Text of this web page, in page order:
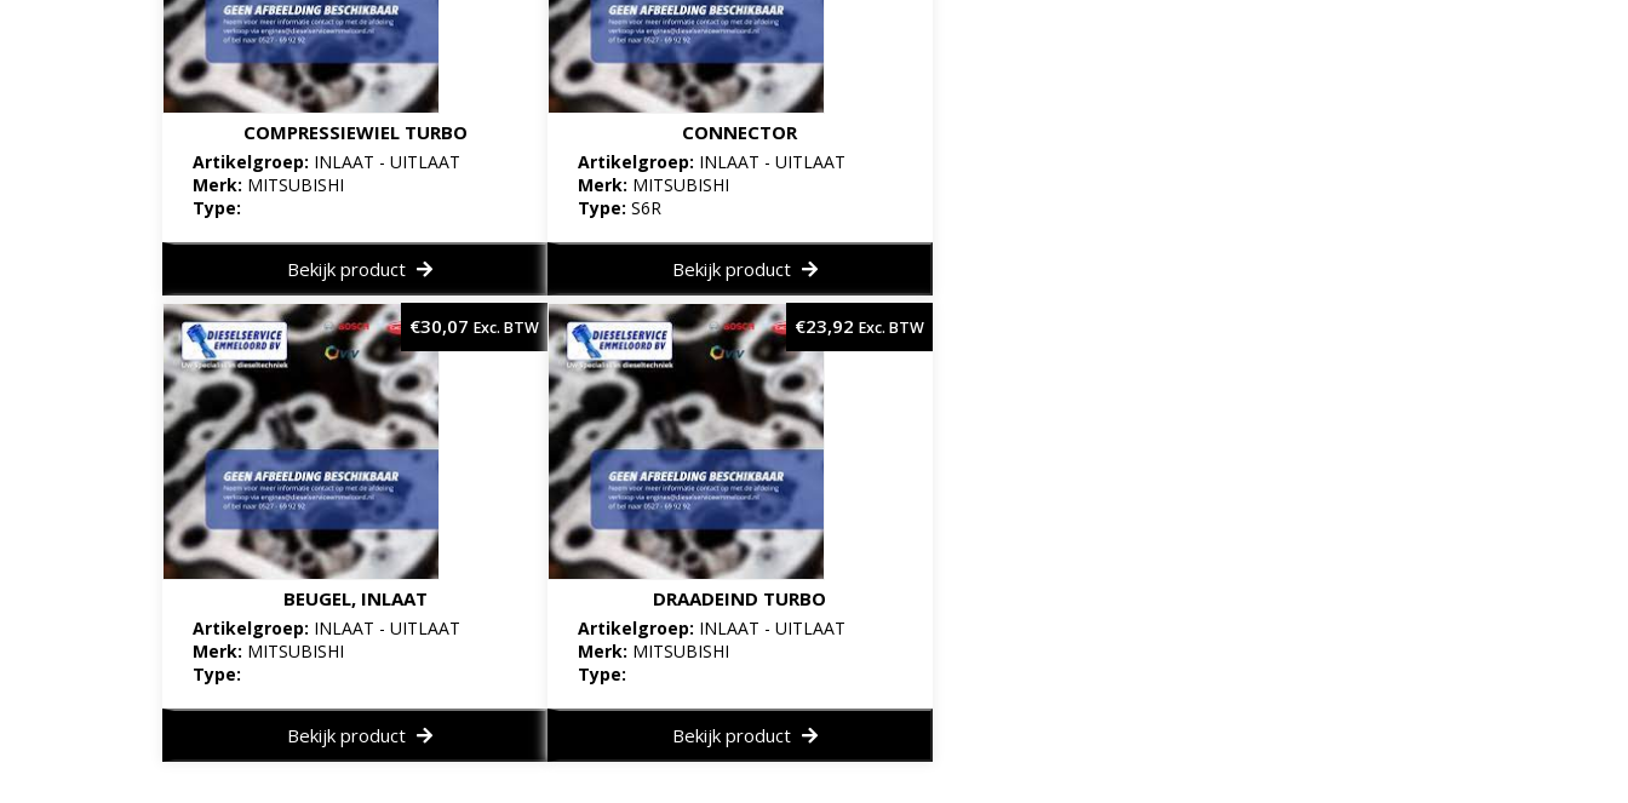
COMPRESSIEWIEL TURBO
Artikelgroep: INLAAT - UITLAAT
Merk: MITSUBISHI
Type:
Bekijk product
CONNECTOR
Artikelgroep: INLAAT - UITLAAT
Merk: MITSUBISHI
Type: S6R
Bekijk product
BEUGEL, INLAAT
Artikelgroep: INLAAT - UITLAAT
Merk: MITSUBISHI
Type:
€30,07 Exc. BTW
Bekijk product
DRAADEIND TURBO
Artikelgroep: INLAAT - UITLAAT
Merk: MITSUBISHI
Type:
€23,92 Exc. BTW
Bekijk product